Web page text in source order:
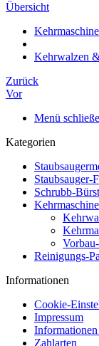
Übersicht
Kehrwalzen
Zurück
Vor
Menü
Kategorien
Staubsauger-
Schrubb-
Reinigungs-
Informationen
Cookie-
Impressum
Zahlarten